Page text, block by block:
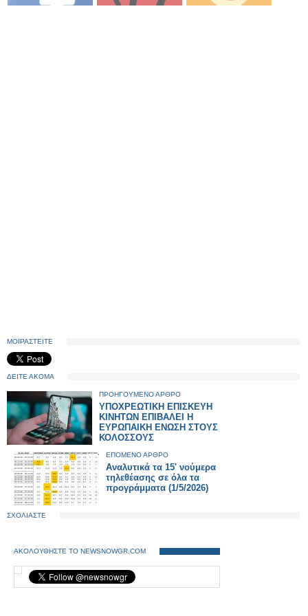
ΜΟΙΡΑΣΤΕΙΤΕ
ΔΕΙΤΕ ΑΚΟΜΑ
ΠΡΟΗΓΟΥΜΕΝΟ ΑΡΘΡΟ
ΥΠΟΧΡΕΩΤΙΚΗ ΕΠΙΣΚΕΥΗ
ΚΙΝΗΤΩΝ ΕΠΙΒΑΛΕΙ Η
ΕΥΡΩΠΑΙΚΗ ΕΝΩΣΗ ΣΤΟΥΣ
ΚΟΛΟΣΣΟΥΣ
ΕΠΟΜΕΝΟ ΑΡΘΡΟ
Αναλυτικά τα 15' νούμερα
τηλεθέασης σε όλα τα
προγράμματα (1/5/2026)
ΣΧΟΛΙΑΣΤΕ
ΑΚΟΛΟΥΘΗΣΤΕ ΤΟ NEWSNOWGR.COM